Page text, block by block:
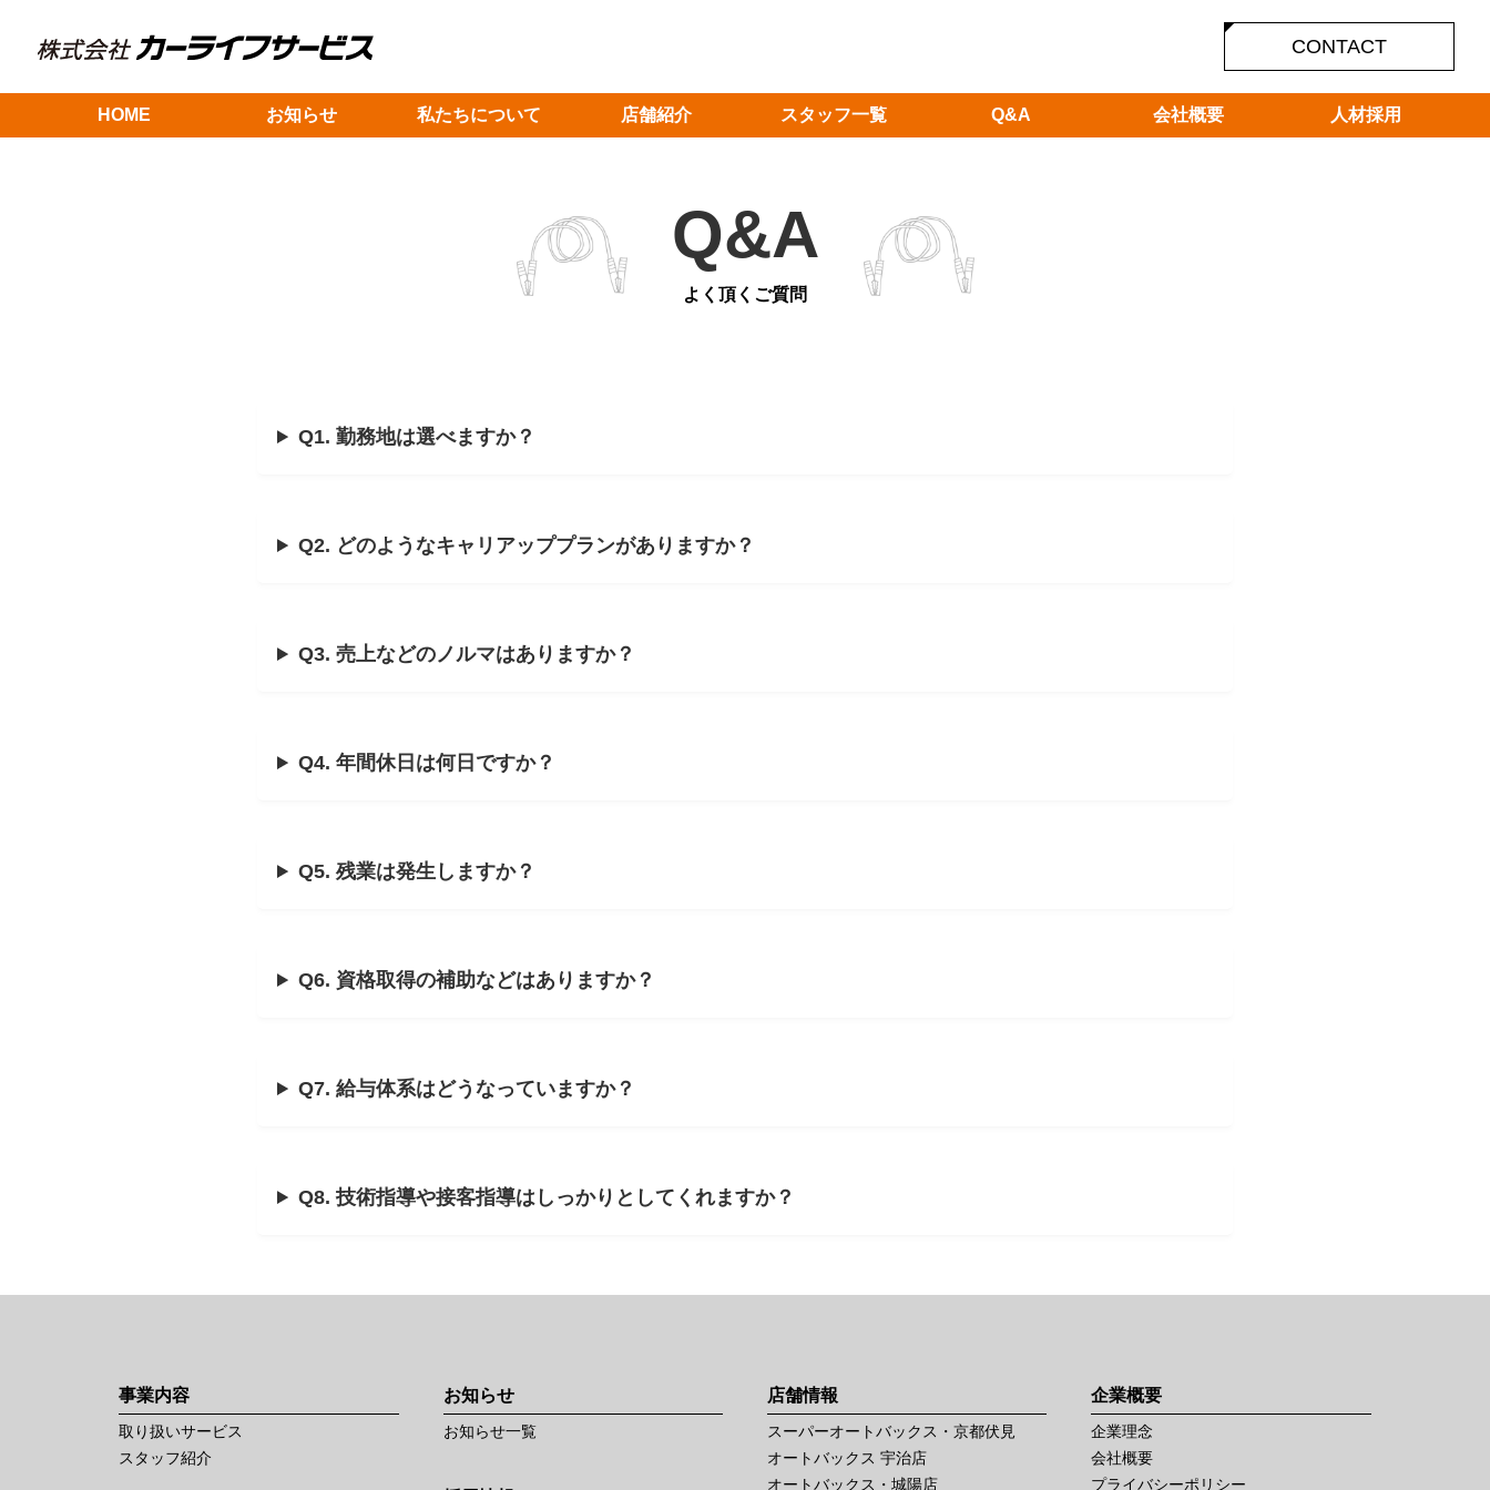
CONTACT
HOME お知らせ 私たちについて 店舗紹介 スタッフ一覧 Q&A 会社概要 人材採用
Q&A
よく頂くご質問
Q1. 勤務地は選べますか？
Q2. どのようなキャリアッププランがありますか？
Q3. 売上などのノルマはありますか？
Q4. 年間休日は何日ですか？
Q5. 残業は発生しますか？
Q6. 資格取得の補助などはありますか？
Q7. 給与体系はどうなっていますか？
Q8. 技術指導や接客指導はしっかりとしてくれますか？
事業内容
取り扱いサービス
スタッフ紹介
お知らせ
お知らせ一覧
店舗情報
スーパーオートバックス・京都伏見
オートバックス 宇治店
オートバックス・城陽店
企業概要
企業理念
会社概要
プライバシーポリシー